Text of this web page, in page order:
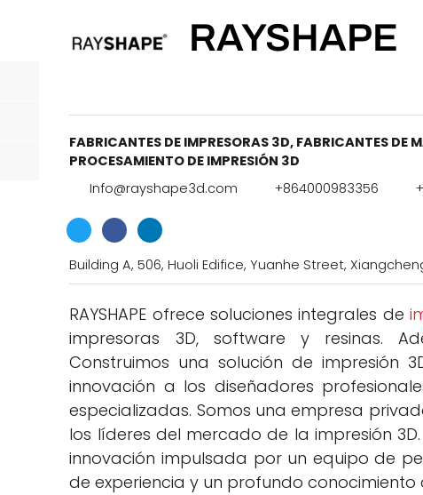
RAYSHAPE
FABRICANTES DE IMPRESORAS 3D, FABRICANTES DE
PROCESAMIENTO DE IMPRESIÓN 3D
Info@rayshape3d.com
+864000983356
Building A, 506, Huoli Edifice, Yuanhe Street,
RAYSHAPE ofrece soluciones integrales de
impresoras 3D, software y resinas.
Construimos una solución de
innovación a los diseñadores
especializadas. Somos una empresa
los líderes del mercado de la impresión
innovación impulsada por un equipo de
de experiencia y un profundo conocimiento